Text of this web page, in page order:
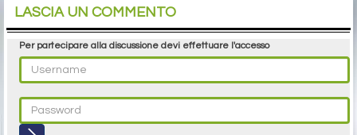
LASCIA UN COMMENTO
Per partecipare alla discussione devi effettuare l'accesso